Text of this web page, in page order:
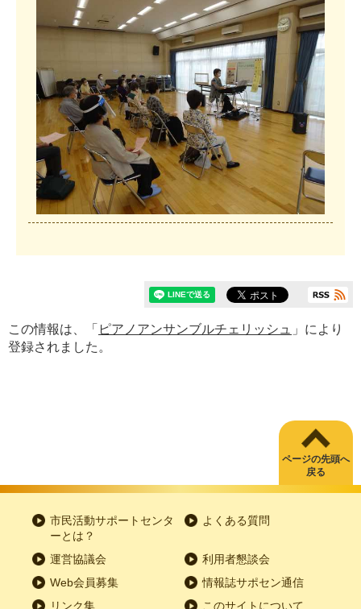
この情報は、「 ピアノアンサンブルチェリッシュ
」により
登録されました。
ページの先頭へ
戻る
市民活動サポートセンタ
ーとは？
よくある質問
運営協議会
利用者懇談会
Web会員募集
情報誌サポセン通信
リンク集
このサイトについて